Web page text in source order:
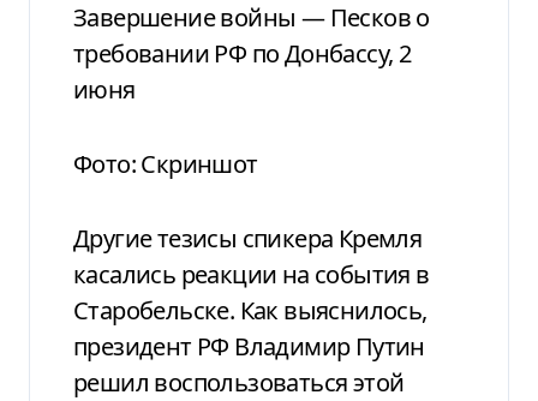
Завершение войны — Песков о
требовании РФ по Донбассу, 2
июня
Фото: Скриншот
Другие тезисы спикера Кремля
касались реакции на события в
Старобельске. Как выяснилось,
президент РФ Владимир Путин
решил воспользоваться этой